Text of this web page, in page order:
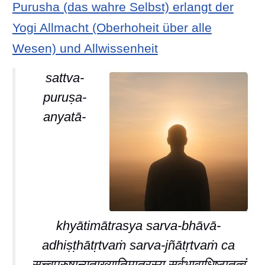
Purusha (das wahre Selbst) erlangt der
Yogi Allmacht (Oberhoheit über alle
Wesen) und Allwissenheit
sattva-
puruṣa-
anyatā-
khyātimātrasya sarva-bhāvā-
adhiṣṭhātṛtvaṁ sarva-jñātṛtvaṁ ca